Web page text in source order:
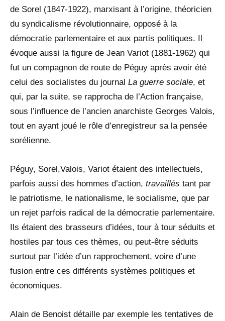
de Sorel (1847-1922), marxisant à l’origine, théoricien
du syndicalisme révolutionnaire, opposé à la
démocratie parlementaire et aux partis politiques. Il
évoque aussi la figure de Jean Variot (1881-1962) qui
fut un compagnon de route de Péguy après avoir été
celui des socialistes du journal La guerre sociale, et
qui, par la suite, se rapprocha de l’Action française,
sous l’influence de l’ancien anarchiste Georges Valois,
tout en ayant joué le rôle d’enregistreur sa la pensée
sorélienne.
Péguy, Sorel,Valois, Variot étaient des intellectuels,
parfois aussi des hommes d’action, travaillés tant par
le patriotisme, le nationalisme, le socialisme, que par
un rejet parfois radical de la démocratie parlementaire.
Ils étaient des brasseurs d’idées, tour à tour séduits et
hostiles par tous ces thèmes, ou peut-être séduits
surtout par l’idée d’un rapprochement, voire d’une
fusion entre ces différents systèmes politiques et
économiques.
Alain de Benoist détaille par exemple les tentatives de